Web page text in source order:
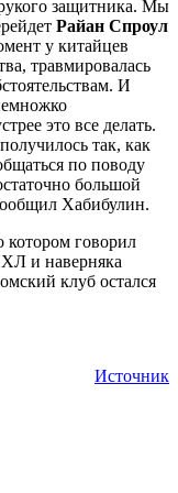
защитника. Мы
Райан Спроул
у китайцев
травмировалась
И
это все делать.
так, как
по поводу
большой
Хабибулин.
говорил
и наверняка
клуб остался
Источник